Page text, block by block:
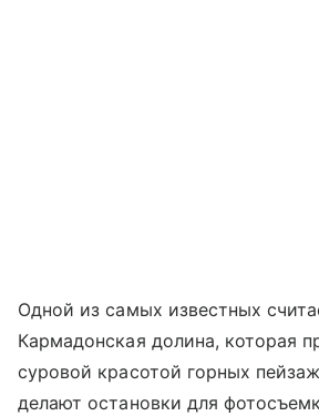
Одной из самых известных
Кармадонская долина, которая
суровой красотой горных
делают остановки для